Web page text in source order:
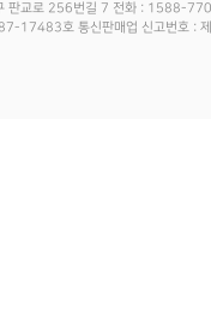
구 판교로 256번길 7 전화 :
17483호 통신판매업 신고번호 :